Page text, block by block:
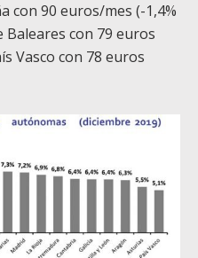
con 90 euros/mes (-1,4%
Baleares con 79 euros
Vasco con 78 euros